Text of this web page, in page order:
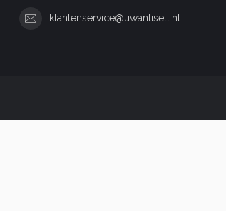
klantenservice@uwantisell.nl